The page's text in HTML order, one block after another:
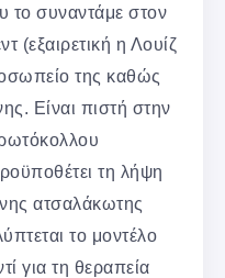
το συναντάμε στον
(εξαιρετική η Λουίζ
της καθώς
Είναι πιστή στην
τη λήψη
ατσαλάκωτης
το μοντέλο
για τη θεραπεία